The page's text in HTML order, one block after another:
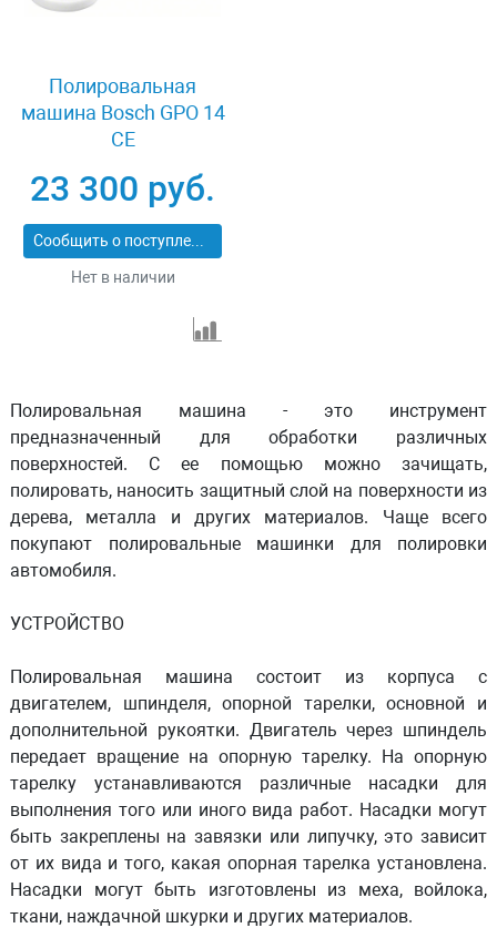
Полировальная
машина Bosch GPO 14
CE
23 300 руб.
Сообщить о поступлении
Нет в наличии
Полировальная машина - это инструмент
предназначенный для обработки различных
поверхностей. С ее помощью можно зачищать,
полировать, наносить защитный слой на поверхности из
дерева, металла и других материалов. Чаще всего
покупают полировальные машинки для полировки
автомобиля.
УСТРОЙСТВО
Полировальная машина состоит из корпуса с
двигателем, шпинделя, опорной тарелки, основной и
дополнительной рукоятки. Двигатель через шпиндель
передает вращение на опорную тарелку. На опорную
тарелку устанавливаются различные насадки для
выполнения того или иного вида работ. Насадки могут
быть закреплены на завязки или липучку, это зависит
от их вида и того, какая опорная тарелка установлена.
Насадки могут быть изготовлены из меха, войлока,
ткани, наждачной шкурки и других материалов.